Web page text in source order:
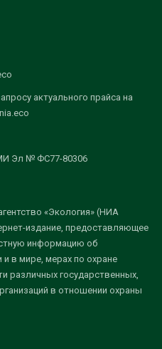
актуального прайса на
Эл № ФС77-80306
«Экология» (НИА
издание, предоставляющее
информацию об
и в мире, мерах по охране
различных государственных,
в отношении охраны